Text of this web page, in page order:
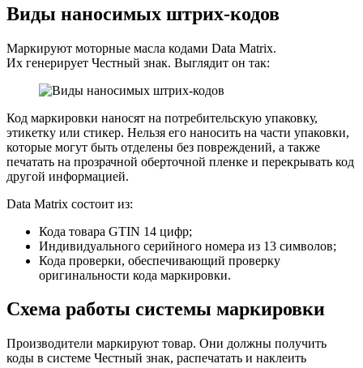
Виды наносимых штрих-кодов
Маркируют моторные масла кодами Data Matrix.
Их генерирует Честный знак. Выглядит он так:
Код маркировки наносят на потребительскую упаковку,
этикетку или стикер. Нельзя его наносить на части упаковки,
которые могут быть отделены без повреждений, а также
печатать на прозрачной оберточной пленке и перекрывать код
другой информацией.
Data Matrix состоит из:
Кода товара GTIN 14 цифр;
Индивидуального серийного номера из 13 символов;
Кода проверки, обеспечивающий проверку
оригинальности кода маркировки.
Схема работы системы маркировки
Производители маркируют товар. Они должны получить
коды в системе Честный знак, распечатать и наклеить